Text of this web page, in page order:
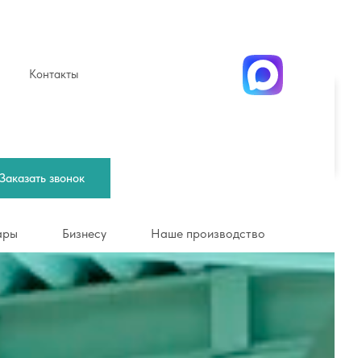
Контакты
Заказать звонок
Бизнесу Наше производство